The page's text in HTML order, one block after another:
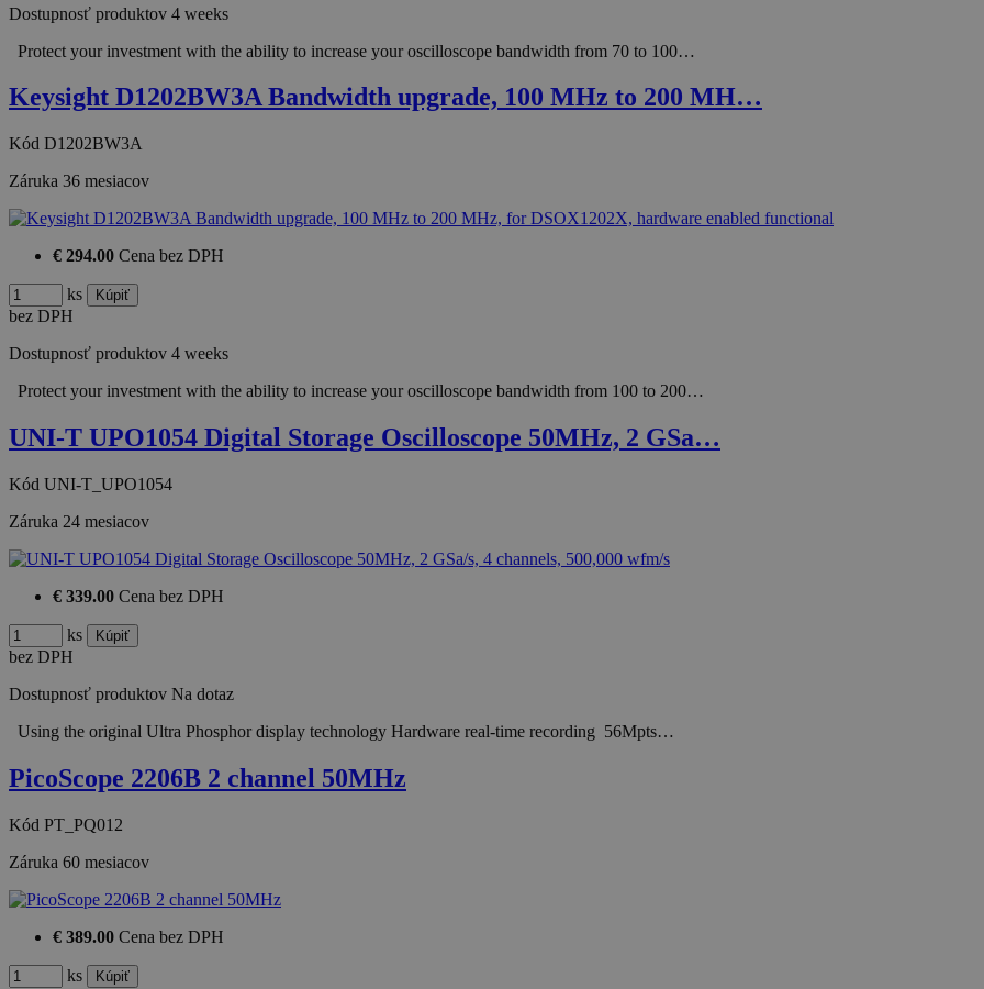
Dostupnosť produktov 4 weeks
Protect your investment with the ability to increase your oscilloscope bandwidth from 70 to 100…
Keysight D1202BW3A Bandwidth upgrade, 100 MHz to 200 MH…
Kód D1202BW3A
Záruka 36 mesiacov
€ 294.00 Cena bez DPH
ks
bez DPH
Dostupnosť produktov 4 weeks
Protect your investment with the ability to increase your oscilloscope bandwidth from 100 to 200…
UNI-T UPO1054 Digital Storage Oscilloscope 50MHz, 2 GSa…
Kód UNI-T_UPO1054
Záruka 24 mesiacov
€ 339.00 Cena bez DPH
ks
bez DPH
Dostupnosť produktov Na dotaz
Using the original Ultra Phosphor display technology Hardware real-time recording 56Mpts…
PicoScope 2206B 2 channel 50MHz
Kód PT_PQ012
Záruka 60 mesiacov
€ 389.00 Cena bez DPH
ks